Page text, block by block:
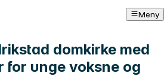
Meny
domkirke med
unge voksne og